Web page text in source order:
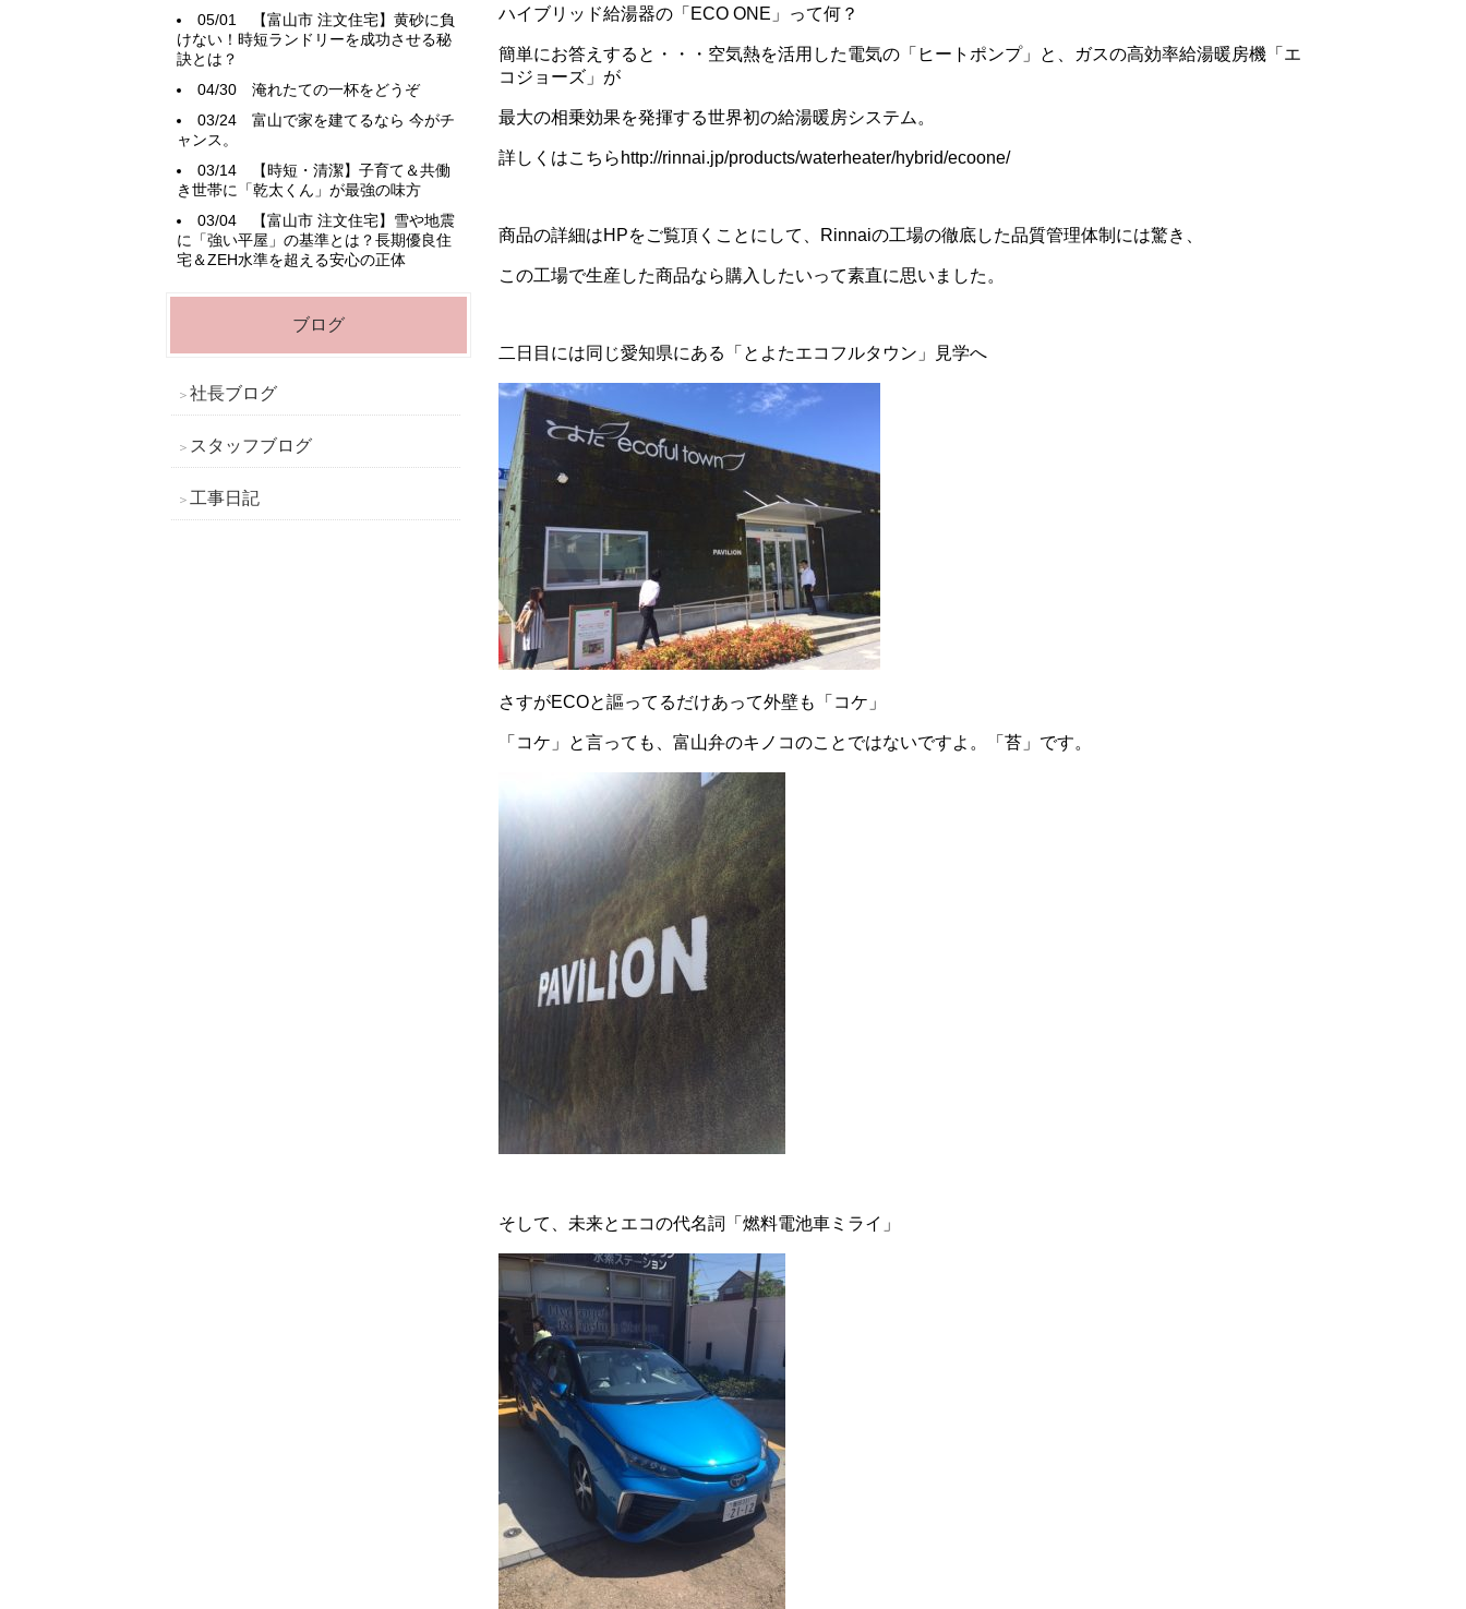
ハイブリッド給湯器の「ECO ONE」って何？
簡単にお答えすると・・・空気熱を活用した電気の「ヒートポンプ」と、ガスの高効率給湯暖房機「エ
コジョーズ」が
最大の相乗効果を発揮する世界初の給湯暖房システム。
詳しくはこちらhttp://rinnai.jp/products/waterheater/hybrid/ecoone/
商品の詳細はHPをご覧頂くことにして、Rinnaiの工場の徹底した品質管理体制には驚き、
この工場で生産した商品なら購入したいって素直に思いました。
二日目には同じ愛知県にある「とよたエコフルタウン」見学へ
さすがECOと謳ってるだけあって外壁も「コケ」
「コケ」と言っても、富山弁のキノコのことではないですよ。「苔」です。
そして、未来とエコの代名詞「燃料電池車ミライ」
05/01
【富山市 注文住宅】黄砂に負
けない！時短ランドリーを成功させる秘
訣とは？
04/30 淹れたての一杯をどうぞ
03/24 富山で家を建てるなら 今がチ
ャンス。
03/14
【時短・清潔】子育て＆共働
き世帯に「乾太くん」が最強の味方
03/04
【富山市 注文住宅】雪や地震
に「強い平屋」の基準とは？長期優良住
宅＆ZEH水準を超える安心の正体
ブログ
社長ブログ
スタッフブログ
工事日記